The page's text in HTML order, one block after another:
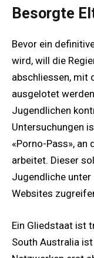
Besorgte
Bevor ein
wird, will die
abschliessen, mit
ausgelotet
Jugendlichen
Untersuchungen
«Porno-Pass», an
arbeitet. Dieser
Jugendliche
Websites
Ein Gliedstaat ist
South Australia